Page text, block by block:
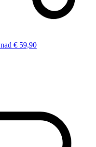
nad € 59,90